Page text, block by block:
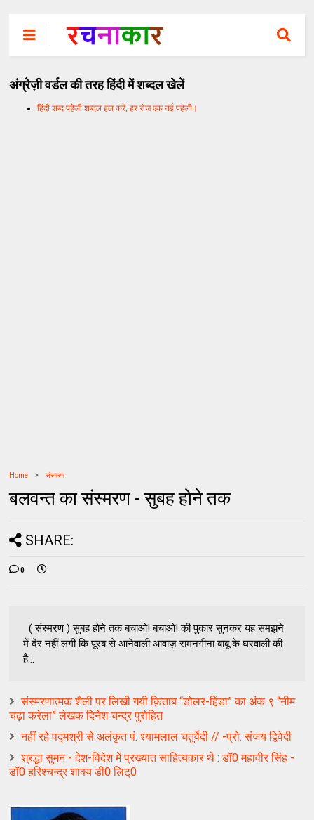
अंग्रेज़ी वर्डल की तरह हिंदी में शब्दल खेलें
हिंदी शब्द पहेली शब्दल हल करें, हर रोज एक नई पहेली।
Home संस्मरण
बलवन्त का संस्मरण - सुबह होने तक
SHARE:
0
( संस्मरण ) सुबह होने तक बचाओ! बचाओ! की पुकार सुनकर यह समझने
में देर नहीं लगी कि पूरब से आनेवाली आवाज़ रामनगीना बाबू के घरवाली की
है...
संस्मरणात्मक शैली पर लिखी गयी क़िताब “डोलर-हिंडा” का अंक ९ “नीम
चढ़ा करेला” लेखक दिनेश चन्द्र पुरोहित
नहीं रहे पद्मश्री से अलंकृत पं. श्यामलाल चतुर्वेदी // -प्रो. संजय द्विवेदी
श्रद्धा सुमन - देश-विदेश में प्रख्यात साहित्यकार थे : डॉ0 महावीर सिंह -
डॉ0 हरिश्चन्द्र शाक्य डी0 लिट्0